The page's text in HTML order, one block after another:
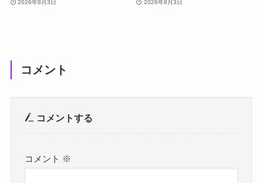
2026年8月3日 2026年8月3日
コメント
コメントする
コメント ※